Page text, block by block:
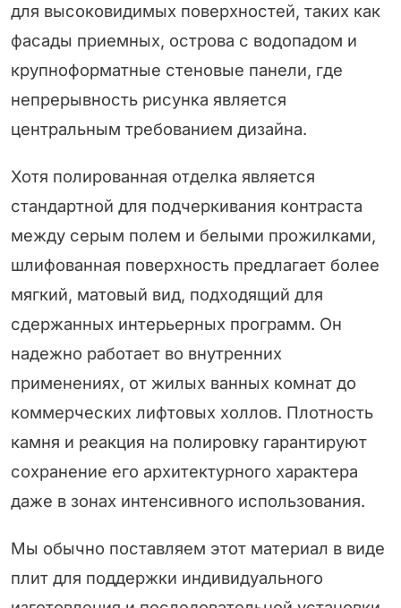
для высоковидимых поверхностей, таких как
фасады приемных, острова с водопадом и
крупноформатные стеновые панели, где
непрерывность рисунка является
центральным требованием дизайна.
Хотя полированная отделка является
стандартной для подчеркивания контраста
между серым полем и белыми прожилками,
шлифованная поверхность предлагает более
мягкий, матовый вид, подходящий для
сдержанных интерьерных программ. Он
надежно работает во внутренних
применениях, от жилых ванных комнат до
коммерческих лифтовых холлов. Плотность
камня и реакция на полировку гарантируют
сохранение его архитектурного характера
даже в зонах интенсивного использования.
Мы обычно поставляем этот материал в виде
плит для поддержки индивидуального